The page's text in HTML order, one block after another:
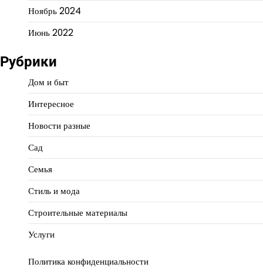
Ноябрь 2024
Июнь 2022
Рубрики
Дом и быт
Интересное
Новости разные
Сад
Семья
Стиль и мода
Строительные материалы
Услуги
Политика конфиденциальности